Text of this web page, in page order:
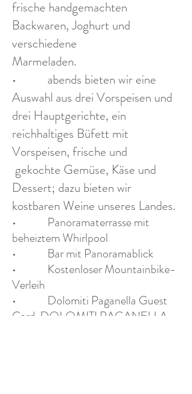
frische handgemachten
Backwaren, Joghurt und
verschiedene
Marmeladen.
• abends bieten wir eine
Auswahl aus drei Vorspeisen und
drei Hauptgerichte, ein
reichhaltiges Büfett mit
Vorspeisen, frische und
gekochte Gemüse, Käse und
Dessert; dazu bieten wir
kostbaren Weine unseres Landes.
• Panoramaterrasse mit
beheiztem Whirlpool
• Bar mit Panoramablick
• Kostenloser Mountainbike-
Verleih
• Dolomiti Paganella Guest
Card DOLOMITI PAGANELLA